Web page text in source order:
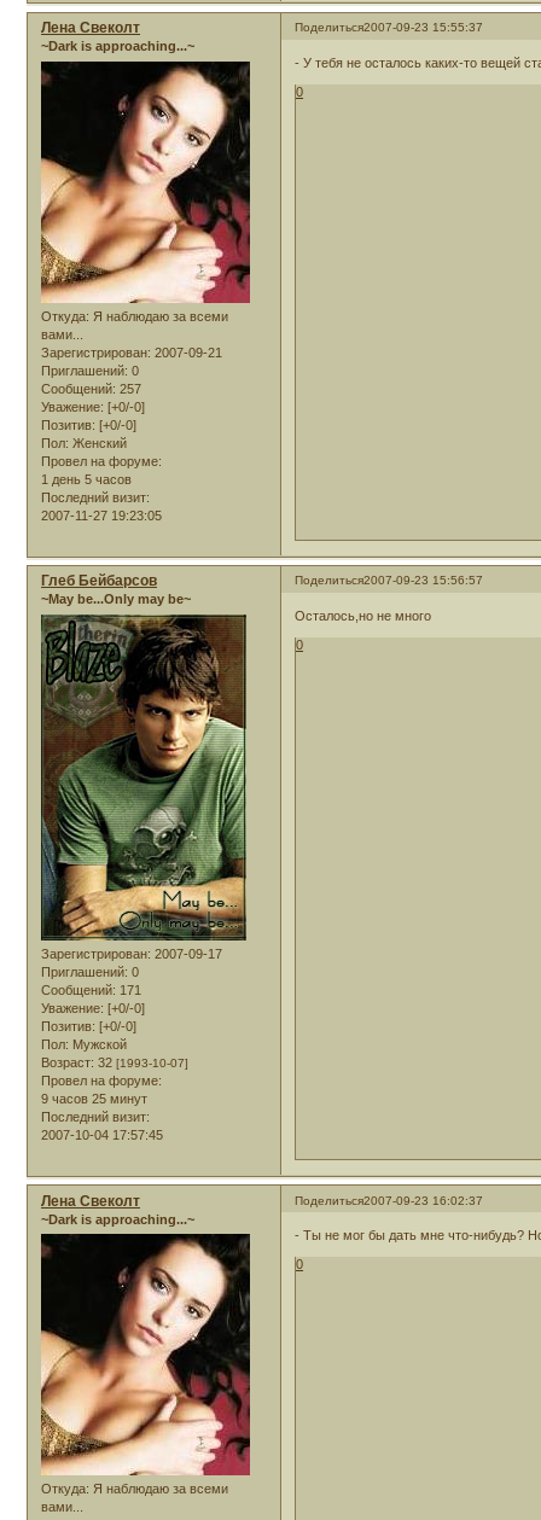
Поделиться2007-09-23 15:55:37
Лена Свеколт
~Dark is approaching...~
Откуда: Я наблюдаю за всеми
вами...
Зарегистрирован: 2007-09-21
Приглашений: 0
Сообщений: 257
Уважение: [+0/-0]
Позитив: [+0/-0]
Пол: Женский
Провел на форуме:
1 день 5 часов
Последний визит:
2007-11-27 19:23:05
- У тебя не осталось каких-то вещей
0
Поделиться2007-09-23 15:56:57
Глеб Бейбарсов
~May be...Only may be~
Зарегистрирован: 2007-09-17
Приглашений: 0
Сообщений: 171
Уважение: [+0/-0]
Позитив: [+0/-0]
Пол: Мужской
Возраст: 32 [1993-10-07]
Провел на форуме:
9 часов 25 минут
Последний визит:
2007-10-04 17:57:45
Осталось,но не много
0
Поделиться2007-09-23 16:02:37
Лена Свеколт
~Dark is approaching...~
Откуда: Я наблюдаю за всеми
вами...
- Ты не мог бы дать мне что-нибудь?
0